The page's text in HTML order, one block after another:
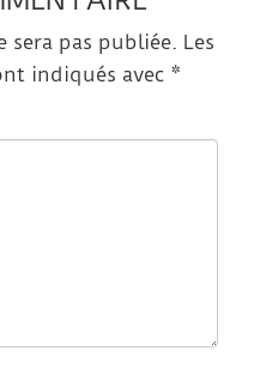
sera pas publiée. Les
indiqués avec *